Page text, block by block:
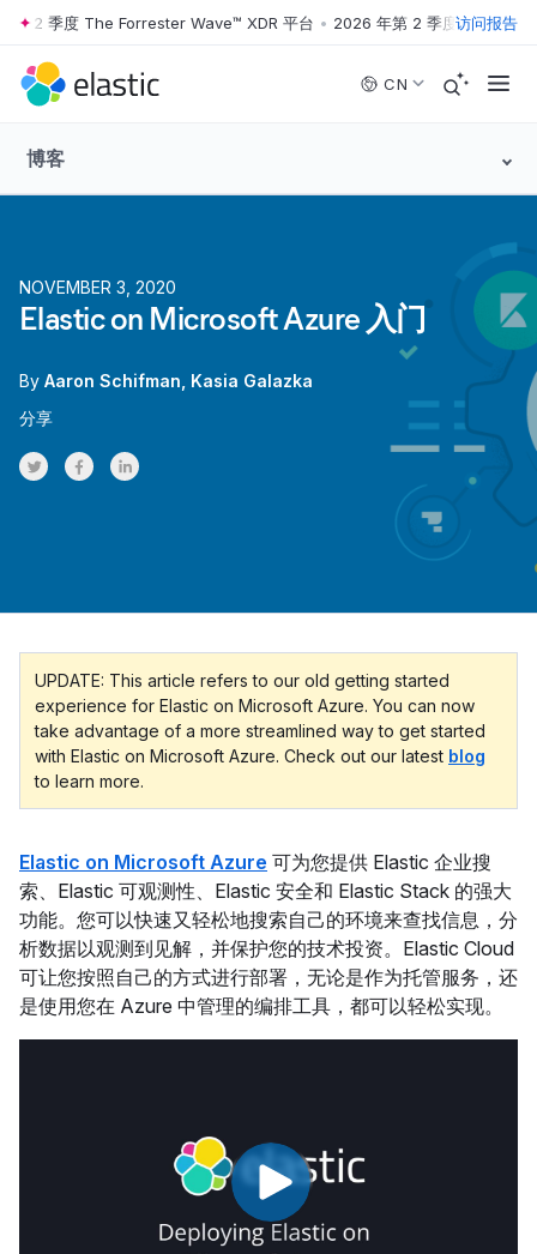
Skip to main content
2 季度 The Forrester Wave™ XDR 平台 • 2026 年第 2 季度 The访问报告
CN
博客
NOVEMBER 3, 2020
Elastic on Microsoft Azure 入门
By Aaron Schifman Kasia Galazka
分享
Share on Twitter
Share on Facebook
Share on LinkedInr
UPDATE: This article refers to our old getting started
experience for Elastic on Microsoft Azure. You can now
take advantage of a more streamlined way to get started
with Elastic on Microsoft Azure. Check out our latest blog
to learn more.
Elastic on Microsoft Azure 可为您提供 Elastic 企业搜
索、Elastic 可观测性、Elastic 安全和 Elastic Stack 的强大
功能。您可以快速又轻松地搜索自己的环境来查找信息，分
析数据以观测到见解，并保护您的技术投资。Elastic Cloud
可让您按照自己的方式进行部署，无论是作为托管服务，还
是使用您在 Azure 中管理的编排工具，都可以轻松实现。